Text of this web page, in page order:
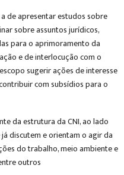
de apresentar estudos sobre
sobre assuntos jurídicos,
para o aprimoramento da
e de interlocução com o
sugerir ações de interesse
com subsídios para o
da estrutura da CNI, ao lado
discutem e orientam o agir da
do trabalho, meio ambiente e
outros